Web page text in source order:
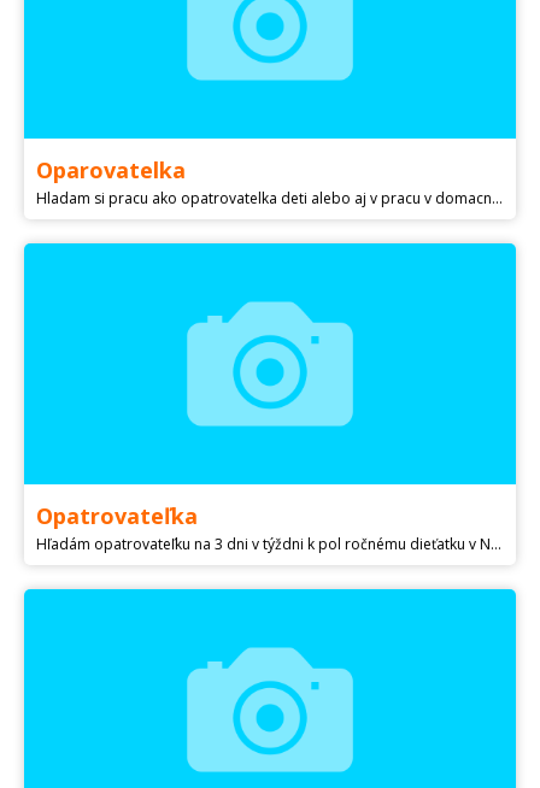
Oparovatelka
Hladam si pracu ako opatrovatelka deti alebo aj v pracu v domacnosti .
Opatrovateľka
Hľadám opatrovateľku na 3 dni v týždni k pol ročnému dieťatku v Námestove. Plat dohodou.